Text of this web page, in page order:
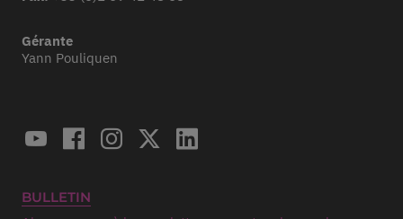
Gérante
Yann Pouliquen
BULLETIN